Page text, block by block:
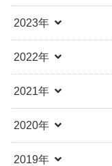
2023年
2022年
2021年
2020年
2019年